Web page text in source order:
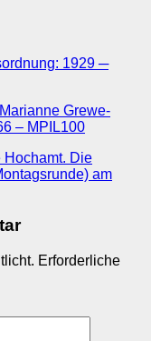
1929 ─
Grewe-
– MPIL100
Hochamt. Die
am
Erforderliche